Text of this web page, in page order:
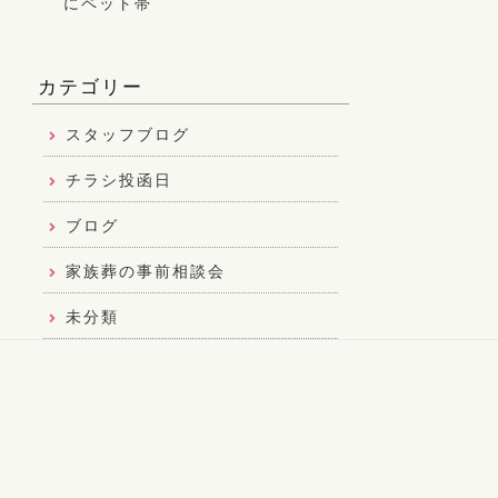
カテゴリー
スタッフブログ
チラシ投函日
ブログ
家族葬の事前相談会
未分類